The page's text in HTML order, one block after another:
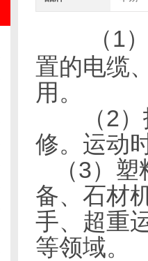
（1
置的电缆
用。
（2）拖
修。运动
（3）
备、石材
手、超重
等领域。